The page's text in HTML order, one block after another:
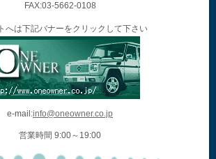
FAX:03-5662-0108
へは下記バナーをクリックして下さい
e-mail:info@oneowner.co.jp
営業時間 9:00～19:00